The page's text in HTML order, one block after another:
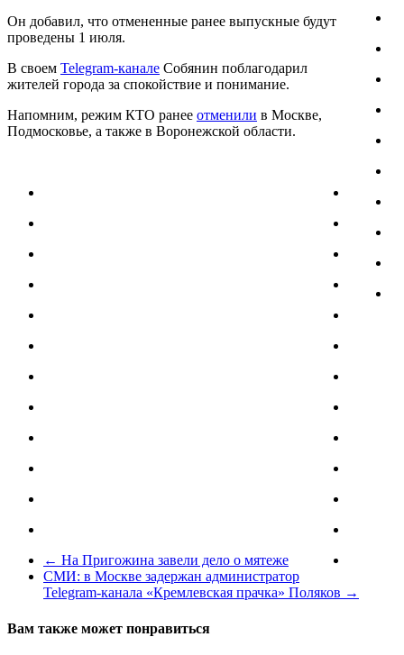
Он добавил, что отмененные ранее выпускные будут
проведены 1 июля.
В своем Telegram-канале Собянин поблагодарил
жителей города за спокойствие и понимание.
Напомним, режим КТО ранее отменили в Москве,
Подмосковье, а также в Воронежской области.
← На Пригожина завели дело о мятеже
СМИ: в Москве задержан администратор
Telegram-канала «Кремлевская прачка» Поляков →
Вам также может понравиться